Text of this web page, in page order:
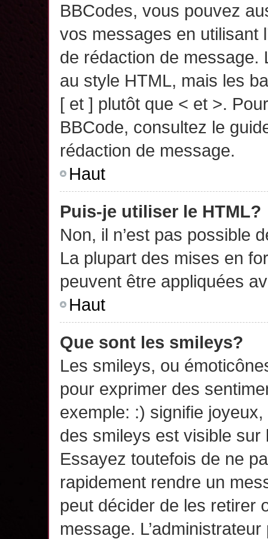
BBCodes, vous pouvez
vos messages en utilisant
de rédaction de message.
au style HTML, mais les
[ et ] plutôt que < et >.
BBCode, consultez le
rédaction de message.
Haut
Puis-je utiliser le HTML?
Non, il n’est pas possible
La plupart des mises en
peuvent être appliquées
Haut
Que sont les smileys?
Les smileys, ou
pour exprimer des
exemple: :) signifie
des smileys est visible
Essayez toutefois de ne
rapidement rendre un
peut décider de les retirer
message.